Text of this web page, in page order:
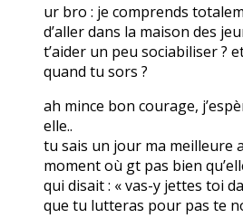
ur bro : je comprends
d’aller dans la maison des
t’aider un peu sociabiliser ?
quand tu sors ?
ah mince bon courage,
elle..
tu sais un jour ma meilleure
moment où gt pas bien
qui disait : « vas-y jettes toi
que tu lutteras pour pas te